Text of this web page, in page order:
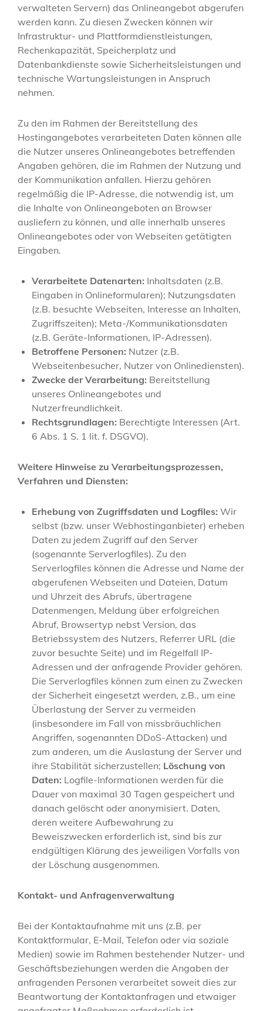
verwalteten Servern) das Onlineangebot abgerufen
werden kann. Zu diesen Zwecken können wir
Infrastruktur- und Plattformdienstleistungen,
Rechenkapazität, Speicherplatz und
Datenbankdienste sowie Sicherheitsleistungen und
technische Wartungsleistungen in Anspruch
nehmen.
Zu den im Rahmen der Bereitstellung des
Hostingangebotes verarbeiteten Daten können alle
die Nutzer unseres Onlineangebotes betreffenden
Angaben gehören, die im Rahmen der Nutzung und
der Kommunikation anfallen. Hierzu gehören
regelmäßig die IP-Adresse, die notwendig ist, um
die Inhalte von Onlineangeboten an Browser
ausliefern zu können, und alle innerhalb unseres
Onlineangebotes oder von Webseiten getätigten
Eingaben.
Verarbeitete Datenarten: Inhaltsdaten (z.B.
Eingaben in Onlineformularen); Nutzungsdaten
(z.B. besuchte Webseiten, Interesse an Inhalten,
Zugriffszeiten); Meta-/Kommunikationsdaten
(z.B. Geräte-Informationen, IP-Adressen).
Betroffene Personen: Nutzer (z.B.
Webseitenbesucher, Nutzer von Onlinediensten).
Zwecke der Verarbeitung: Bereitstellung
unseres Onlineangebotes und
Nutzerfreundlichkeit.
Rechtsgrundlagen: Berechtigte Interessen (Art.
6 Abs. 1 S. 1 lit. f. DSGVO).
Weitere Hinweise zu Verarbeitungsprozessen,
Verfahren und Diensten:
Erhebung von Zugriffsdaten und Logfiles: Wir
selbst (bzw. unser Webhostinganbieter) erheben
Daten zu jedem Zugriff auf den Server
(sogenannte Serverlogfiles). Zu den
Serverlogfiles können die Adresse und Name der
abgerufenen Webseiten und Dateien, Datum
und Uhrzeit des Abrufs, übertragene
Datenmengen, Meldung über erfolgreichen
Abruf, Browsertyp nebst Version, das
Betriebssystem des Nutzers, Referrer URL (die
zuvor besuchte Seite) und im Regelfall IP-
Adressen und der anfragende Provider gehören.
Die Serverlogfiles können zum einen zu Zwecken
der Sicherheit eingesetzt werden, z.B., um eine
Überlastung der Server zu vermeiden
(insbesondere im Fall von missbräuchlichen
Angriffen, sogenannten DDoS-Attacken) und
zum anderen, um die Auslastung der Server und
ihre Stabilität sicherzustellen; Löschung von
Daten: Logfile-Informationen werden für die
Dauer von maximal 30 Tagen gespeichert und
danach gelöscht oder anonymisiert. Daten,
deren weitere Aufbewahrung zu
Beweiszwecken erforderlich ist, sind bis zur
endgültigen Klärung des jeweiligen Vorfalls von
der Löschung ausgenommen.
Kontakt- und Anfragenverwaltung
Bei der Kontaktaufnahme mit uns (z.B. per
Kontaktformular, E-Mail, Telefon oder via soziale
Medien) sowie im Rahmen bestehender Nutzer- und
Geschäftsbeziehungen werden die Angaben der
anfragenden Personen verarbeitet soweit dies zur
Beantwortung der Kontaktanfragen und etwaiger